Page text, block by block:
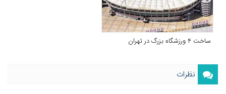
ساخت ۴ ورزشگاه بزرگ در تهران
نظرات